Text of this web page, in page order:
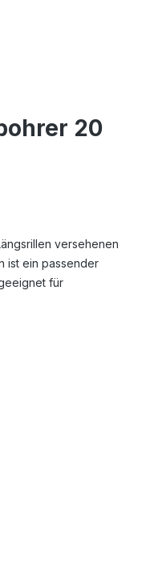
20
versehenen
ist ein passender
für